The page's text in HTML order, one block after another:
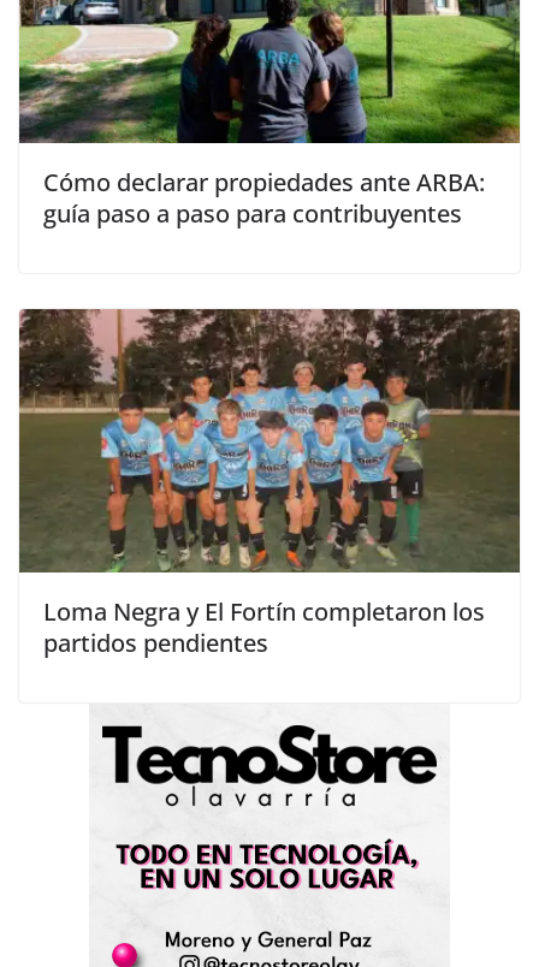
Cómo declarar propiedades ante ARBA:
guía paso a paso para contribuyentes
Loma Negra y El Fortín completaron los
partidos pendientes